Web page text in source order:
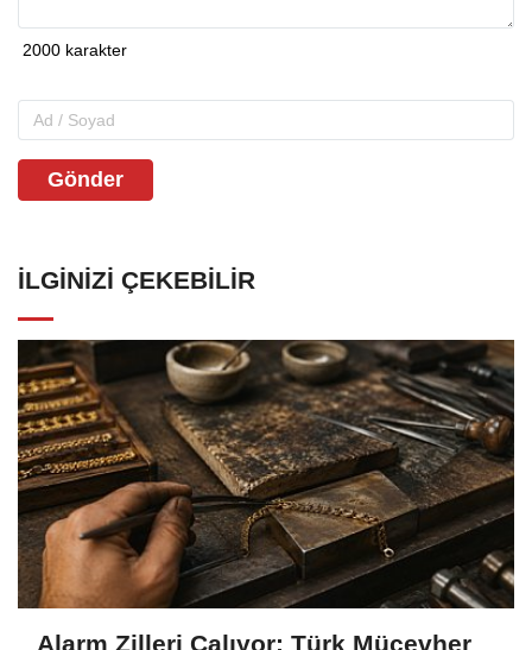
Gönder
İLGINIZI ÇEKEBILIR
Alarm Zilleri Çalıyor: Türk Mücevher